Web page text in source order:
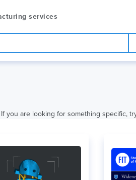
services
you are looking for something specific,